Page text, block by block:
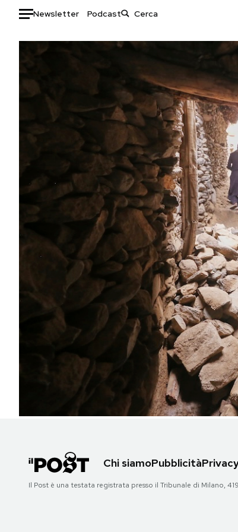
Newsletter Podcast
Auto
Mondo
Politica
Tecnologia
Internet
Scienza
Cultura
Economia
Moda
Libri
Consumismi
Storie/Idee
Ok Boomer!
Media
Europa
Altrecose
Mondiali calcio 2026
PODCAST
NEWSLETTER
I MIEI PREFERITI
AREA PERSONALE
Chi siamoPubblicità
Il Post è una testata registrata presso il Tribunale di Milano,